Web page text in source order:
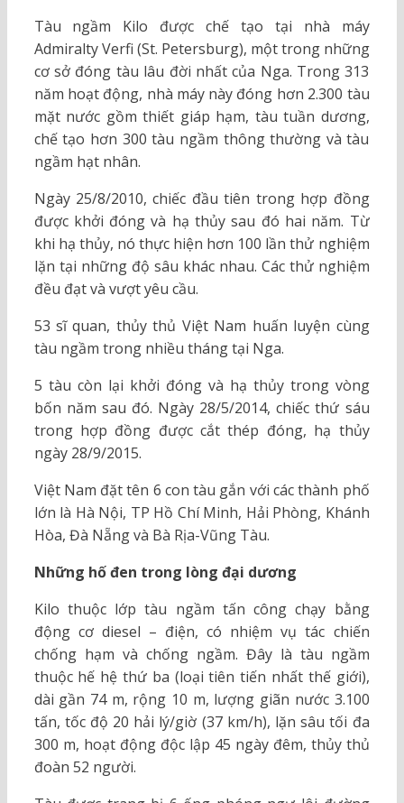
Tàu ngầm Kilo được chế tạo tại nhà máy
Admiralty Verfi (St. Petersburg), một trong những
cơ sở đóng tàu lâu đời nhất của Nga. Trong 313
năm hoạt động, nhà máy này đóng hơn 2.300 tàu
mặt nước gồm thiết giáp hạm, tàu tuần dương,
chế tạo hơn 300 tàu ngầm thông thường và tàu
ngầm hạt nhân.
Ngày 25/8/2010, chiếc đầu tiên trong hợp đồng
được khởi đóng và hạ thủy sau đó hai năm. Từ
khi hạ thủy, nó thực hiện hơn 100 lần thử nghiệm
lặn tại những độ sâu khác nhau. Các thử nghiệm
đều đạt và vượt yêu cầu.
53 sĩ quan, thủy thủ Việt Nam huấn luyện cùng
tàu ngầm trong nhiều tháng tại Nga.
5 tàu còn lại khởi đóng và hạ thủy trong vòng
bốn năm sau đó. Ngày 28/5/2014, chiếc thứ sáu
trong hợp đồng được cắt thép đóng, hạ thủy
ngày 28/9/2015.
Việt Nam đặt tên 6 con tàu gắn với các thành phố
lớn là Hà Nội, TP Hồ Chí Minh, Hải Phòng, Khánh
Hòa, Đà Nẵng và Bà Rịa-Vũng Tàu.
Những hố đen trong lòng đại dương
Kilo thuộc lớp tàu ngầm tấn công chạy bằng
động cơ diesel – điện, có nhiệm vụ tác chiến
chống hạm và chống ngầm. Đây là tàu ngầm
thuộc hế hệ thứ ba (loại tiên tiến nhất thế giới),
dài gần 74 m, rộng 10 m, lượng giãn nước 3.100
tấn, tốc độ 20 hải lý/giờ (37 km/h), lặn sâu tối đa
300 m, hoạt động độc lập 45 ngày đêm, thủy thủ
đoàn 52 người.